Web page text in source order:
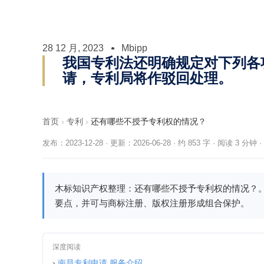
28 12 月, 2023 Mbipp
我国专利法还明确规定对下列
请，专利局将作驳回处理。
首页 › 专利 › 还有哪些不授予专利权的情况？
发布：2023-12-28 · 更新：2026-06-28 · 约 853 字 · 阅读 3 分钟 ·
木标知识产权整理：还有哪些不授予专利权的情况
要点，并可与商标注册、版权注册形成组合保护。
深度阅读